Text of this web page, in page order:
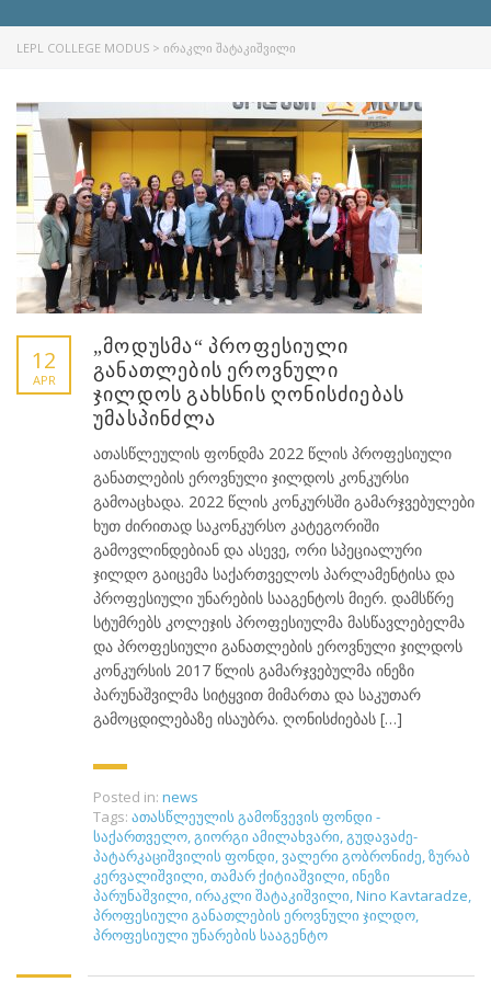
LEPL COLLEGE MODUS > ᲘᲠᲐᲙᲚᲘ ᲨᲐᲢᲐᲙᲘᲨᲕᲘᲚᲘ
12
APR
„მოდუსმა“ პროფესიული
განათლების ეროვნული
ჯილდოს გახსნის ღონისძიებას
უმასპინძლა
ათასწლეულის ფონდმა 2022 წლის პროფესიული
განათლების ეროვნული ჯილდოს კონკურსი
გამოაცხადა. 2022 წლის კონკურსში გამარჯვებულები
ხუთ ძირითად საკონკურსო კატეგორიში
გამოვლინდებიან და ასევე, ორი სპეციალური
ჯილდო გაიცემა საქართველოს პარლამენტისა და
პროფესიული უნარების სააგენტოს მიერ. დამსწრე
სტუმრებს კოლეჯის პროფესიულმა მასწავლებელმა
და პროფესიული განათლების ეროვნული ჯილდოს
კონკურსის 2017 წლის გამარჯვებულმა ინეზი
პარუნაშვილმა სიტყვით მიმართა და საკუთარ
გამოცდილებაზე ისაუბრა. ღონისძიებას […]
Posted in: news
Tags: ათასწლეულის გამოწვევის ფონდი -
საქართველო გიორგი ამილახვარი გუდავაძე-
პატარკაციშვილის ფონდი ვალერი გობრონიძე ზურაბ
კერვალიშვილი თამარ ქიტიაშვილი ინეზი
პარუნაშვილი ირაკლი შატაკიშვილი Nino Kavtaradze
პროფესიული განათლების ეროვნული ჯილდო
პროფესიული უნარების სააგენტო